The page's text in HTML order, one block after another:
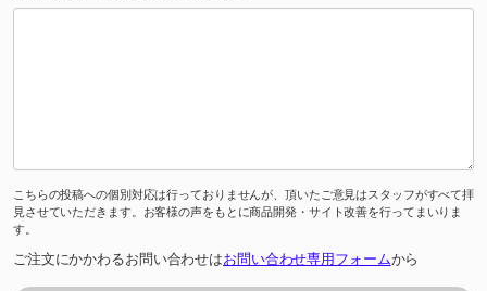
こちらの投稿への個別対応は行っておりませんが、頂いたご意見はスタッフがすべて拝
見させていただきます。お客様の声をもとに商品開発・サイト改善を行ってまいりま
す。
ご注文にかかわるお問い合わせはお問い合わせ専用フォームから